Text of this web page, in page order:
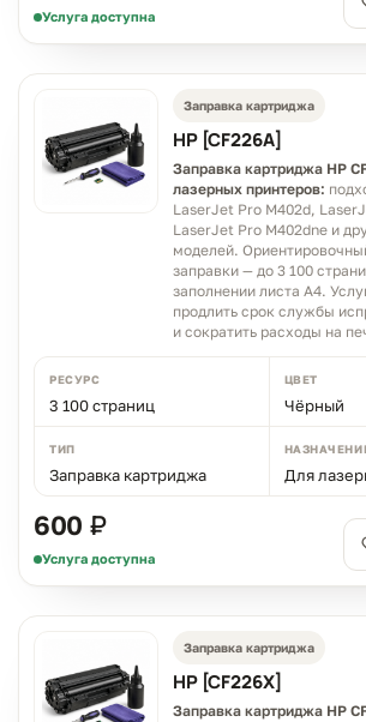
Услуга доступна
Заправка картриджа
HP [CF226A]
Заправка картриджа HP
лазерных принтеров:
LaserJet Pro M402d,
LaserJet Pro M402dne и
моделей.
заправки — до 3 100
заполнении листа A4.
продлить срок службы
и сократить расходы на
РЕСУРС
3 100 страниц
ЦВЕТ
Чёрный
ТИП
Заправка картриджа Для
600 ₽
Услуга доступна
Заправка картриджа
HP [CF226X]
Заправка картриджа HP